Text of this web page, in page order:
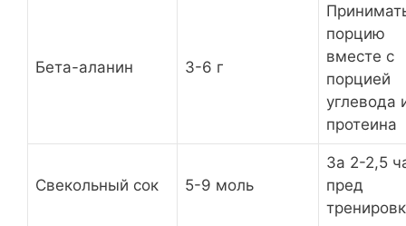
Бета-аланин 3-6 г
порцию
вместе с
порцией
углевода
протеина
Свекольный сок 5-9 моль
За 2-2,5
пред